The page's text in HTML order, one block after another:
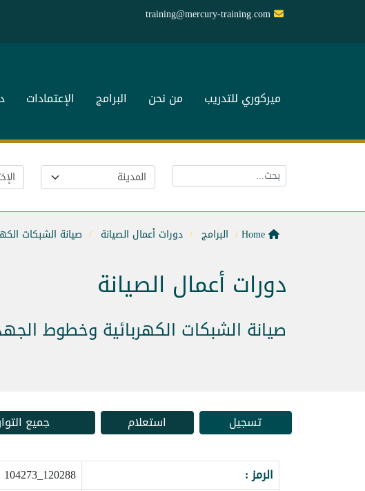
training@mercury-training.com
ميركوري للتدريب من نحن البرامج الإعتمادات
البرامج دورات أعمال الصيانة صيانة الشبكات
دورات أعمال الصيانة
صيانة الشبكات الكهربائية وخطوط
تسجيل استعلام جميع
الرمز :
120288_104273